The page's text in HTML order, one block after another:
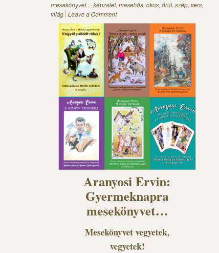
mesekönyvet..., képzelet, mesehős, okos, örül, szép, vers,
világ Leave a Comment
Aranyosi Ervin:
Gyermeknapra
mesekönyvet…
Mesekönyvet vegyetek,
vegyetek!